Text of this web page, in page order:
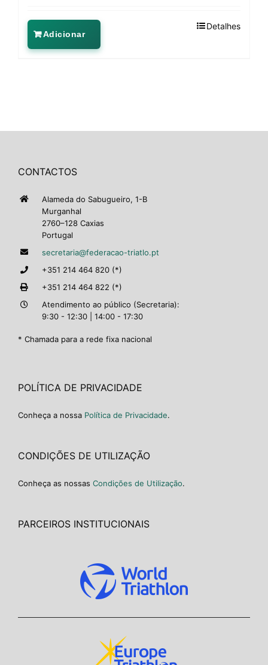
Adicionar
Detalhes
CONTACTOS
Alameda do Sabugueiro, 1-B
Murganhal
2760–128 Caxias
Portugal
secretaria@federacao-triatlo.pt
+351 214 464 820 (*)
+351 214 464 822 (*)
Atendimento ao público (Secretaria):
9:30 - 12:30 | 14:00 - 17:30
* Chamada para a rede fixa nacional
POLÍTICA DE PRIVACIDADE
Conheça a nossa Política de Privacidade.
CONDIÇÕES DE UTILIZAÇÃO
Conheça as nossas Condições de Utilização.
PARCEIROS INSTITUCIONAIS